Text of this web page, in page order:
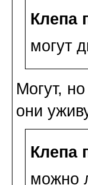
Клепа
могут
Могут,
они
Клепа
можно